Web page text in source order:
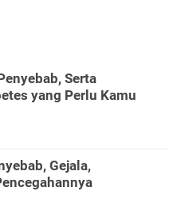
Serta
yang Perlu Kamu
Gejala,